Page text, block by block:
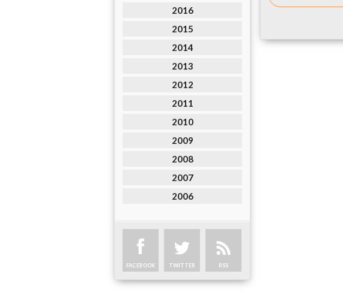
2016
2015
2014
2013
2012
2011
2010
2009
2008
2007
2006
FACEBOOK TWITTER RSS